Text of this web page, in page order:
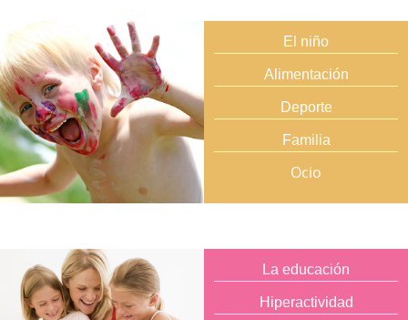
El niño
Alimentación
Deporte
Familia
Ocio
La educación
Hiperactividad